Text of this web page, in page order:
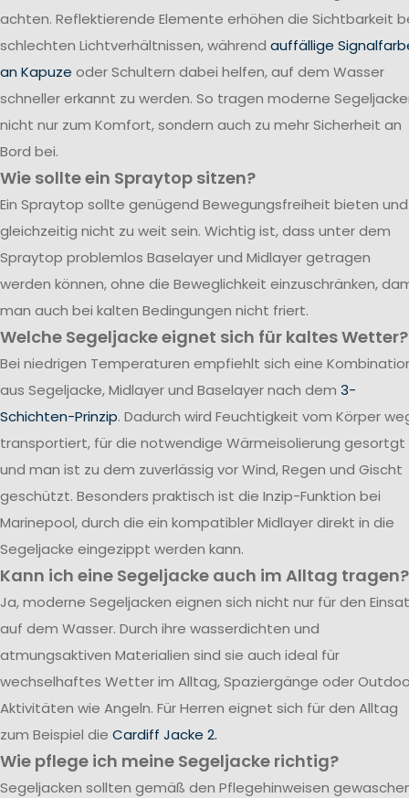
achten. Reflektierende Elemente erhöhen die Sichtbarkeit
schlechten Lichtverhältnissen, während auffällige
an Kapuze oder Schultern dabei helfen, auf dem Wasser
schneller erkannt zu werden. So tragen moderne
nicht nur zum Komfort, sondern auch zu mehr Sicherheit an
Bord bei.
Wie sollte ein Spraytop sitzen?
Ein Spraytop sollte genügend Bewegungsfreiheit bieten und
gleichzeitig nicht zu weit sein. Wichtig ist, dass unter dem
Spraytop problemlos Baselayer und Midlayer getragen
werden können, ohne die Beweglichkeit einzuschränken,
man auch bei kalten Bedingungen nicht friert.
Welche Segeljacke eignet sich für kaltes Wetter?
Bei niedrigen Temperaturen empfiehlt sich eine
aus Segeljacke, Midlayer und Baselayer nach dem 3-
Schichten-Prinzip. Dadurch wird Feuchtigkeit vom Körper
transportiert, für die notwendige Wärmeisolierung gesortgt
und man ist zu dem zuverlässig vor Wind, Regen und Gischt
geschützt. Besonders praktisch ist die Inzip-Funktion bei
Marinepool, durch die ein kompatibler Midlayer direkt in die
Segeljacke eingezippt werden kann.
Kann ich eine Segeljacke auch im Alltag tragen?
Ja, moderne Segeljacken eignen sich nicht nur für den
auf dem Wasser. Durch ihre wasserdichten und
atmungsaktiven Materialien sind sie auch ideal für
wechselhaftes Wetter im Alltag, Spaziergänge oder
Aktivitäten wie Angeln. Für Herren eignet sich für den Alltag
zum Beispiel die Cardiff Jacke 2.
Wie pflege ich meine Segeljacke richtig?
Segeljacken sollten gemäß den Pflegehinweisen